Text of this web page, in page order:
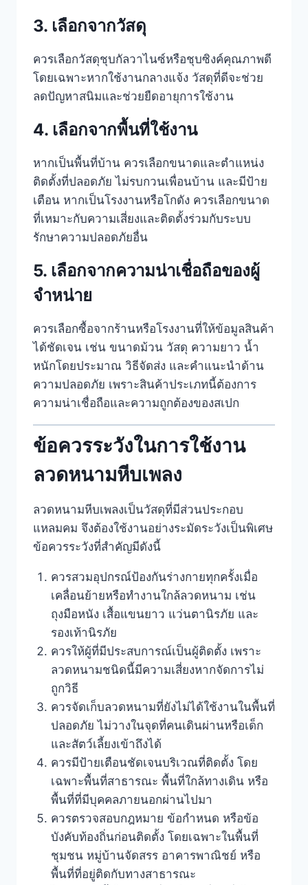
3. เลือกจากวัสดุ
ควรเลือกวัสดุชุบกัลวาไนซ์หรือชุบซิงค์คุณภาพดี
โดยเฉพาะหากใช้งานกลางแจ้ง วัสดุที่ดีจะช่วย
ลดปัญหาสนิมและช่วยยืดอายุการใช้งาน
4. เลือกจากพื้นที่ใช้งาน
หากเป็นพื้นที่บ้าน ควรเลือกขนาดและตำแหน่ง
ติดตั้งที่ปลอดภัย ไม่รบกวนเพื่อนบ้าน และมีป้าย
เตือน หากเป็นโรงงานหรือโกดัง ควรเลือกขนาด
ที่เหมาะกับความเสี่ยงและติดตั้งร่วมกับระบบ
รักษาความปลอดภัยอื่น
5. เลือกจากความน่าเชื่อถือของผู้
จำหน่าย
ควรเลือกซื้อจากร้านหรือโรงงานที่ให้ข้อมูลสินค้า
ได้ชัดเจน เช่น ขนาดม้วน วัสดุ ความยาว น้ำ
หนักโดยประมาณ วิธีจัดส่ง และคำแนะนำด้าน
ความปลอดภัย เพราะสินค้าประเภทนี้ต้องการ
ความน่าเชื่อถือและความถูกต้องของสเปก
ข้อควรระวังในการใช้งาน
ลวดหนามหีบเพลง
ลวดหนามหีบเพลงเป็นวัสดุที่มีส่วนประกอบ
แหลมคม จึงต้องใช้งานอย่างระมัดระวังเป็นพิเศษ
ข้อควรระวังที่สำคัญมีดังนี้
ควรสวมอุปกรณ์ป้องกันร่างกายทุกครั้งเมื่อ
เคลื่อนย้ายหรือทำงานใกล้ลวดหนาม เช่น
ถุงมือหนัง เสื้อแขนยาว แว่นตานิรภัย และ
รองเท้านิรภัย
ควรให้ผู้ที่มีประสบการณ์เป็นผู้ติดตั้ง เพราะ
ลวดหนามชนิดนี้มีความเสี่ยงหากจัดการไม่
ถูกวิธี
ควรจัดเก็บลวดหนามที่ยังไม่ได้ใช้งานในพื้นที่
ปลอดภัย ไม่วางในจุดที่คนเดินผ่านหรือเด็ก
และสัตว์เลี้ยงเข้าถึงได้
ควรมีป้ายเตือนชัดเจนบริเวณที่ติดตั้ง โดย
เฉพาะพื้นที่สาธารณะ พื้นที่ใกล้ทางเดิน หรือ
พื้นที่ที่มีบุคคลภายนอกผ่านไปมา
ควรตรวจสอบกฎหมาย ข้อกำหนด หรือข้อ
บังคับท้องถิ่นก่อนติดตั้ง โดยเฉพาะในพื้นที่
ชุมชน หมู่บ้านจัดสรร อาคารพาณิชย์ หรือ
พื้นที่ที่อยู่ติดกับทางสาธารณะ